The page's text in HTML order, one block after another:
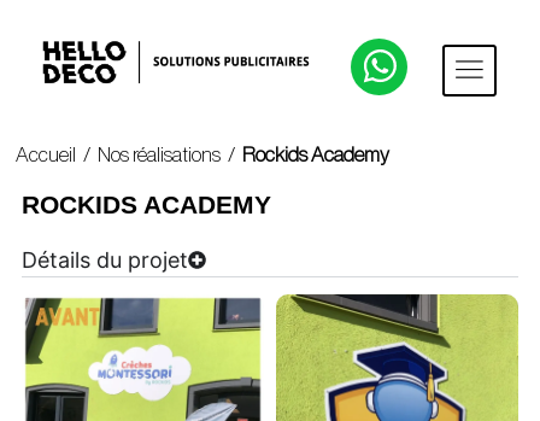
Accueil / Nos réalisations / Rockids Academy
ROCKIDS ACADEMY
Détails du projet